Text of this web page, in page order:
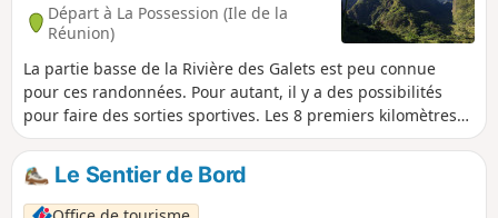
Départ à La Possession (Ile de la
Réunion)
La partie basse de la Rivière des Galets est peu connue
pour ces randonnées. Pour autant, il y a des possibilités
pour faire des sorties sportives. Les 8 premiers kilomètres
de cette sortie sont plats et servent de mise en jambes
avant d'attaquer la rude montée vers Dos d’Âne, qui offre
des points de vue sympa sur la Rivière des Galets. La
descente par le haut du rempart est plus douce que la
Le Sentier de Bord